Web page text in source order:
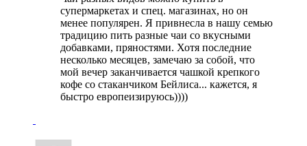
супермаркетах и спец. магазинах, но он
менее популярен. Я привнесла в нашу семью
традицию пить разные чаи со вкусными
добавками, пряностями. Хотя последние
несколько месяцев, замечаю за собой, что
мой вечер заканчивается чашкой крепкого
кофе со стаканчиком Бейлиса... кажется, я
быстро европеизируюсь))))